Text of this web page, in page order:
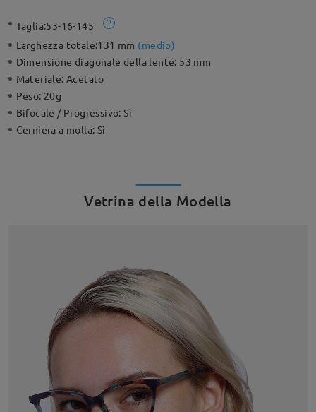
Taglia:53-16-145
Larghezza totale:131 mm (medio)
Dimensione diagonale della lente: 53 mm
Materiale:Acetato
Peso: 20g
Bifocale / Progressivo:Sì
Cerniera a molla: Sì
Vetrina della Modella